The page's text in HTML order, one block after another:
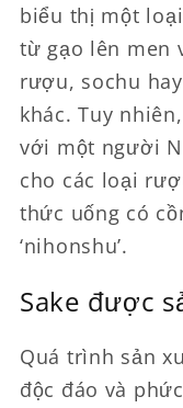
biểu thị một
từ gạo lên men
rượu, sochu
khác. Tuy
với một người
cho các loại
thức uống có
‘nihonshu’.
Sake được
Quá trình sản
độc đáo và